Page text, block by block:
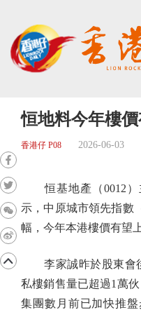
恒地料今年樓
香港仔 P08 2026-06-03
恒基地產（0012）
示，中原城市領先指數
幅，今年本港樓價有望
李家誠昨於股東會
私樓銷售量已超過1萬
集團數月前已加快推